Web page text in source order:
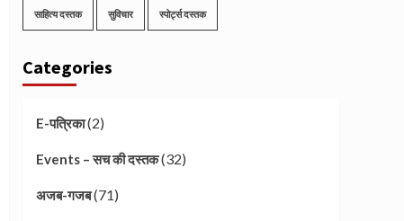
साहित्य दस्तक सुविचार स्पोर्ट्स दस्तक
Categories
E-पत्रिका(2)
Events – सच की दस्तक(32)
अजब-गजब(71)